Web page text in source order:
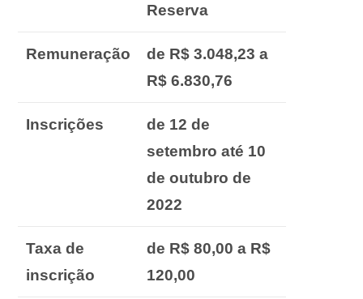
Reserva
Remuneração
de R$ 3.048,23 a
R$ 6.830,76
Inscrições
de 12 de
setembro até 10
de outubro de
2022
Taxa de
inscrição
de R$ 80,00 a R$
120,00